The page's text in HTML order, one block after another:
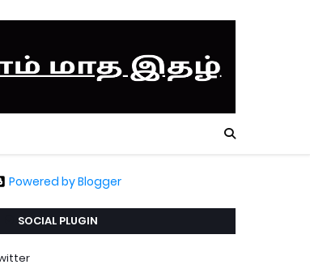
Powered by Blogger
SOCIAL PLUGIN